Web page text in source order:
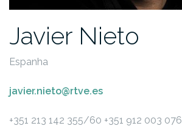
Javier Nieto
Espanha
javier.nieto@rtve.es
+351 213 142 355/60 +351 912 003 076